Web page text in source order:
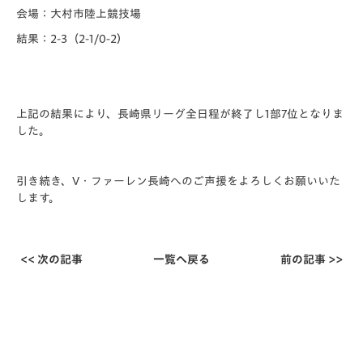
会場：大村市陸上競技場
結果：2-3（2-1/0-2）
上記の結果により、長崎県リーグ全日程が終了し1部7位となりま
した。
引き続き、V・ファーレン長崎へのご声援をよろしくお願いいた
します。
<< 次の記事 一覧へ戻る 前の記事 >>